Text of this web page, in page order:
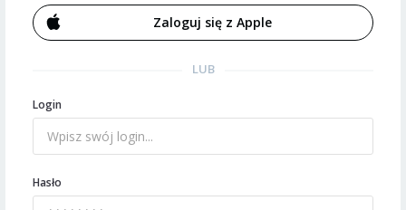
Zaloguj się z Apple
LUB
Login
Hasło